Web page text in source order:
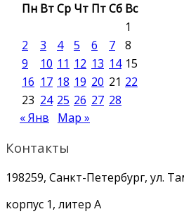
Пн ВтСр Чт ПтСб Вс
1
2
3 4 5 6 7
8
9
10 11 12 13 14 15
16 17 18 19 20 21 22
23 24 25 26 27 28
« Янв
Мар »
Контакты
198259, Санкт-Петербург, ул.
корпус 1, литер А